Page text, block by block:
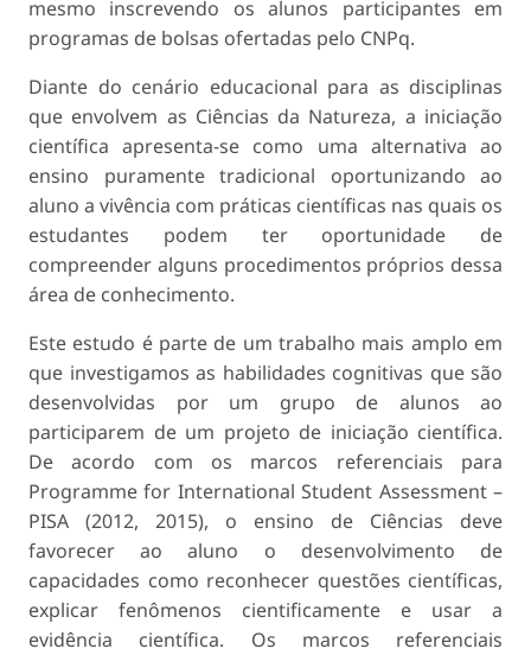
mesmo inscrevendo os alunos participantes em
programas de bolsas ofertadas pelo CNPq.
Diante do cenário educacional para as disciplinas
que envolvem as Ciências da Natureza, a iniciação
científica apresenta-se como uma alternativa ao
ensino puramente tradicional oportunizando ao
aluno a vivência com práticas científicas nas quais os
estudantes podem ter oportunidade de
compreender alguns procedimentos próprios dessa
área de conhecimento.
Este estudo é parte de um trabalho mais amplo em
que investigamos as habilidades cognitivas que são
desenvolvidas por um grupo de alunos ao
participarem de um projeto de iniciação científica.
De acordo com os marcos referenciais para
Programme for International Student Assessment –
PISA (2012, 2015), o ensino de Ciências deve
favorecer ao aluno o desenvolvimento de
capacidades como reconhecer questões científicas,
explicar fenômenos cientificamente e usar a
evidência científica. Os marcos referenciais